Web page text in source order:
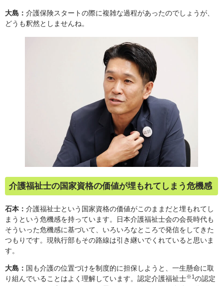
大島： 介護保険スタートの際に複雑な過程があったのでしょうが、
どうも釈然としませんね。
介護福祉士の国家資格の価値が埋もれてしまう危機感
石本： 介護福祉士という国家資格の価値がこのままだと埋もれてし
まうという危機感を持っています。日本介護福祉士会の会長時代も
そういった危機感に基づいて、いろいろなところで発信をしてきた
つもりです。現執行部もその路線は引き継いでくれていると思いま
す。
大島： 国も介護の位置づけを制度的に担保しようと、一生懸命に取
り組んでいることはよく理解しています。認定介護福祉士※1の認定